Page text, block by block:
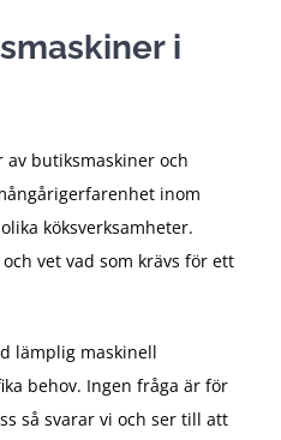
i
butiksmaskiner och
inom
köksverksamheter.
vet vad som krävs för ett
lämplig maskinell
behov. Ingen fråga är för
så svarar vi och ser till att